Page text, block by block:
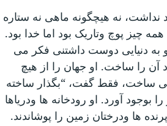
نداشت، نه هیچگونه ماهی نه ستاره
چیز پوچ وتاریک بود اما خدا بود.
به دنیایی دوست داشتنی فکر می
را ساخت. او جهان را از هیچ
ساخت، فقط گفت، “بگذار ساخته
آورد. او رودخانه ها ودریاها
ها ودرختان زمین را پوشاندند.